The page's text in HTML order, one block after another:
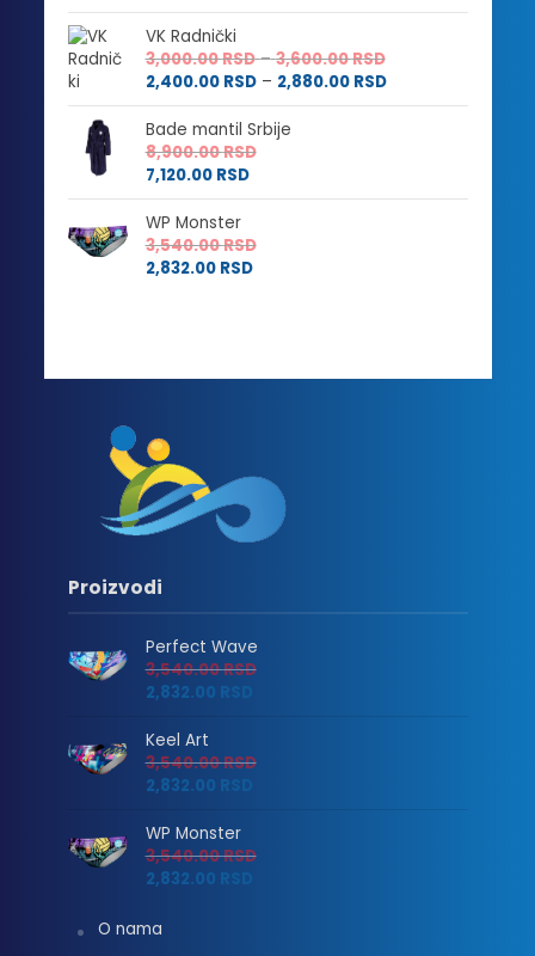
VK Radnički
3,000.00RSD – 3,600.00RSDRaspon
cena:
od
2,400.00 RSD – 2,880.00 RSDRaspon
cena:
2,880.00 RSD
Bade mantil Srbije
8,900.00RSD
7,120.00 RSD
WP Monster
3,540.00RSD
2,832.00 RSD
Proizvodi
Perfect Wave
3,540.00RSD
2,832.00 RSD
Keel Art
3,540.00RSD
2,832.00 RSD
WP Monster
3,540.00RSD
2,832.00 RSD
O nama